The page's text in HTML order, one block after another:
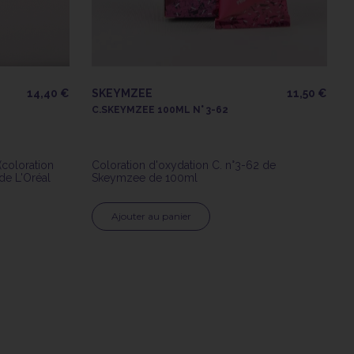
14,40 €
L'Oréal
SKEYMZEE 11,50 €
C.SKEYMZEE 100ML N° 3-62
Coloration d'oxydation C. n°3-62 de
Skeymzee de 100ml
Ajouter au panier